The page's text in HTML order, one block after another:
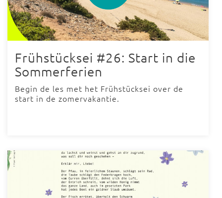
Frühstücksei #26: Start in die
Sommerferien
Begin de les met het Frühstücksei over de
start in de zomervakantie.